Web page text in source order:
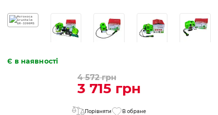
Є в наявності
4 572 грн
3 715 грн
Порівняти В обране